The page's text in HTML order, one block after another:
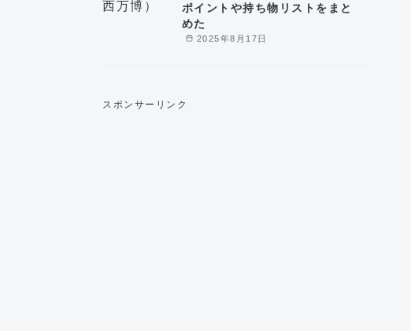
2025年8月17日
ポイントや持ち物リストをまと
めた
スポンサーリンク